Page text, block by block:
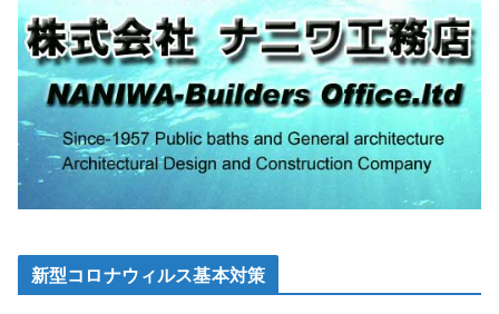
新型コロナウィルス基本対策